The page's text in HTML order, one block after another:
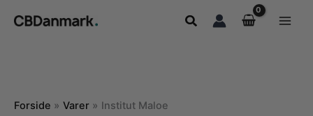
Søg
Forside Varer Institut Maloe